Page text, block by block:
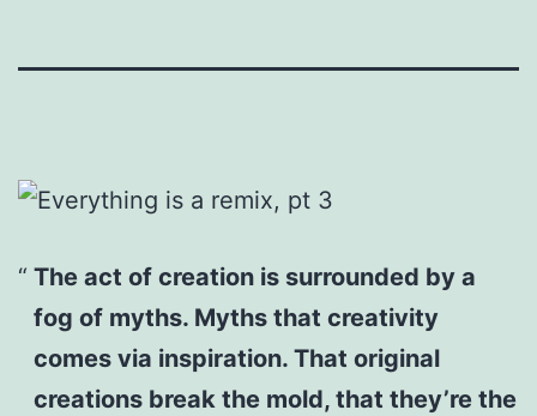
The act of creation is surrounded by a
fog of myths. Myths that creativity
comes via inspiration. That original
creations break the mold, that they’re the